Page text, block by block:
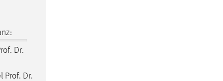
Dr.
Prof. Dr.